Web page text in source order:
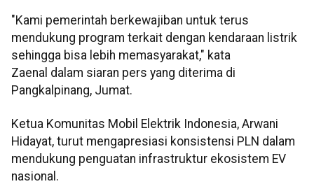
"Kami pemerintah berkewajiban untuk terus
mendukung program terkait dengan kendaraan listrik
sehingga bisa lebih memasyarakat," kata
Zaenal dalam siaran pers yang diterima di
Pangkalpinang, Jumat.
Ketua Komunitas Mobil Elektrik Indonesia, Arwani
Hidayat, turut mengapresiasi konsistensi PLN dalam
mendukung penguatan infrastruktur ekosistem EV
nasional.